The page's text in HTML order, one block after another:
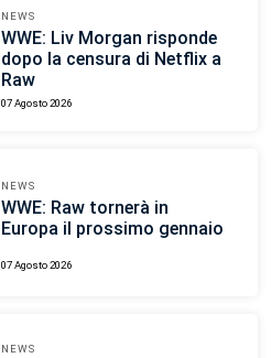
NEWS
WWE: Liv Morgan risponde
dopo la censura di Netflix a
Raw
07 Agosto 2026
NEWS
WWE: Raw tornerà in
Europa il prossimo gennaio
07 Agosto 2026
NEWS